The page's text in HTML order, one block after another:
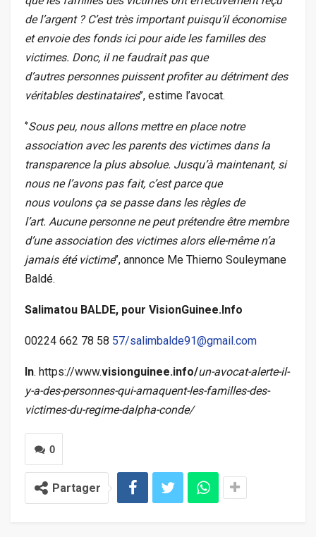
de l’argent ? C’est très important puisqu’il économise
et envoie des fonds ici pour aide les familles des
victimes. Donc, il ne faudrait pas que
d’autres personnes puissent profiter au détriment des
véritables destinataires’’, estime l’avocat.
‘’Sous peu, nous allons mettre en place notre
association avec les parents des victimes dans la
transparence la plus absolue. Jusqu’à maintenant, si
nous ne l’avons pas fait, c’est parce que
nous voulons ça se passe dans les règles de
l’art. Aucune personne ne peut prétendre être membre
d’une association des victimes alors elle-même n’a
jamais été victime’’, annonce Me Thierno Souleymane
Baldé.
Salimatou BALDE, pour VisionGuinee.Info
00224 662 78 58 57/salimbalde91@gmail.com
In. https://www.visionguinee.info/un-avocat-alerte-il-
y-a-des-personnes-qui-arnaquent-les-familles-des-
victimes-du-regime-dalpha-conde/
0
Partager